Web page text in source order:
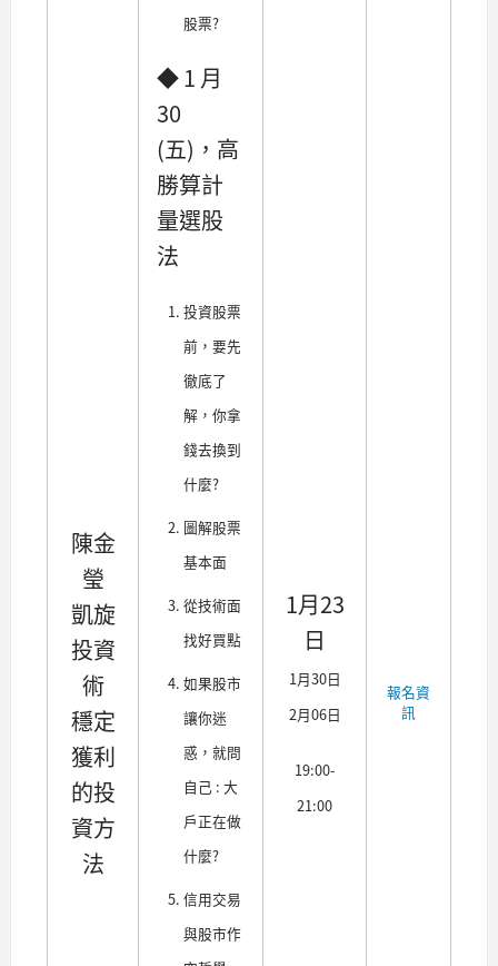
陳金
瑩
凱旋
投資
術
穩定
獲利
的投
資方
法
股票?
◆ 1 月
30
(五)，高
勝算計
量選股
法
投資股票
前，要先
徹底了
解，你拿
錢去換到
什麼?
圖解股票
基本面
從技術面
找好買點
如果股市
讓你迷
惑，就問
自己 : 大
戶正在做
什麼?
信用交易
與股市作
1月23
日
1月30日
2月06日
19:00-
21:00
報名資
訊